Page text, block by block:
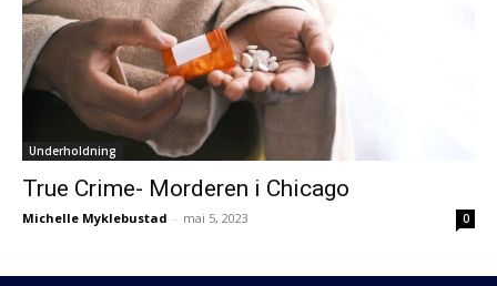
Underholdning
True Crime- Morderen i Chicago
Michelle Myklebustad - mai 5, 2023 0